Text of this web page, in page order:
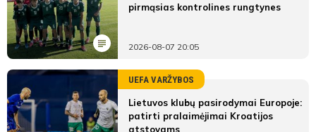
pirmąsias kontrolines rungtynes
2026-08-07 20:05
UEFA VARŽYBOS
Lietuvos klubų pasirodymai Europoje:
patirti pralaimėjimai Kroatijos
atstovams